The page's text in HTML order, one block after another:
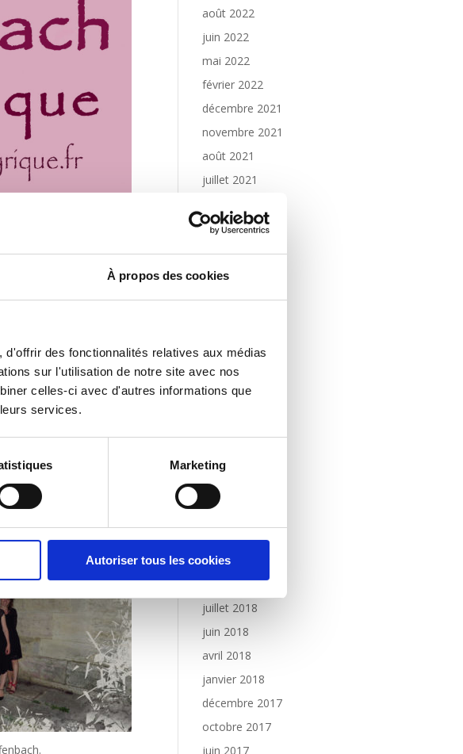
À propos des cookies
des fonctionnalités relatives aux médias
sur l'utilisation de notre site avec nos
celles-ci avec d'autres informations que
services.
Marketing
Autoriser tous les cookies
8, rue de la Chouette –
août 2022
juin 2022
mai 2022
février 2022
décembre 2021
novembre 2021
août 2021
juillet 2021
janvier 2021
octobre 2020
septembre 2020
août 2020
juin 2020
janvier 2020
décembre 2019
août 2019
mai 2019
avril 2019
janvier 2019
décembre 2018
novembre 2018
octobre 2018
juillet 2018
juin 2018
avril 2018
janvier 2018
décembre 2017
octobre 2017
juin 2017